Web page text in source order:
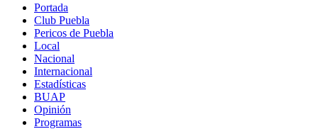
Portada
Club Puebla
Pericos de Puebla
Local
Nacional
Internacional
Estadísticas
BUAP
Opinión
Programas